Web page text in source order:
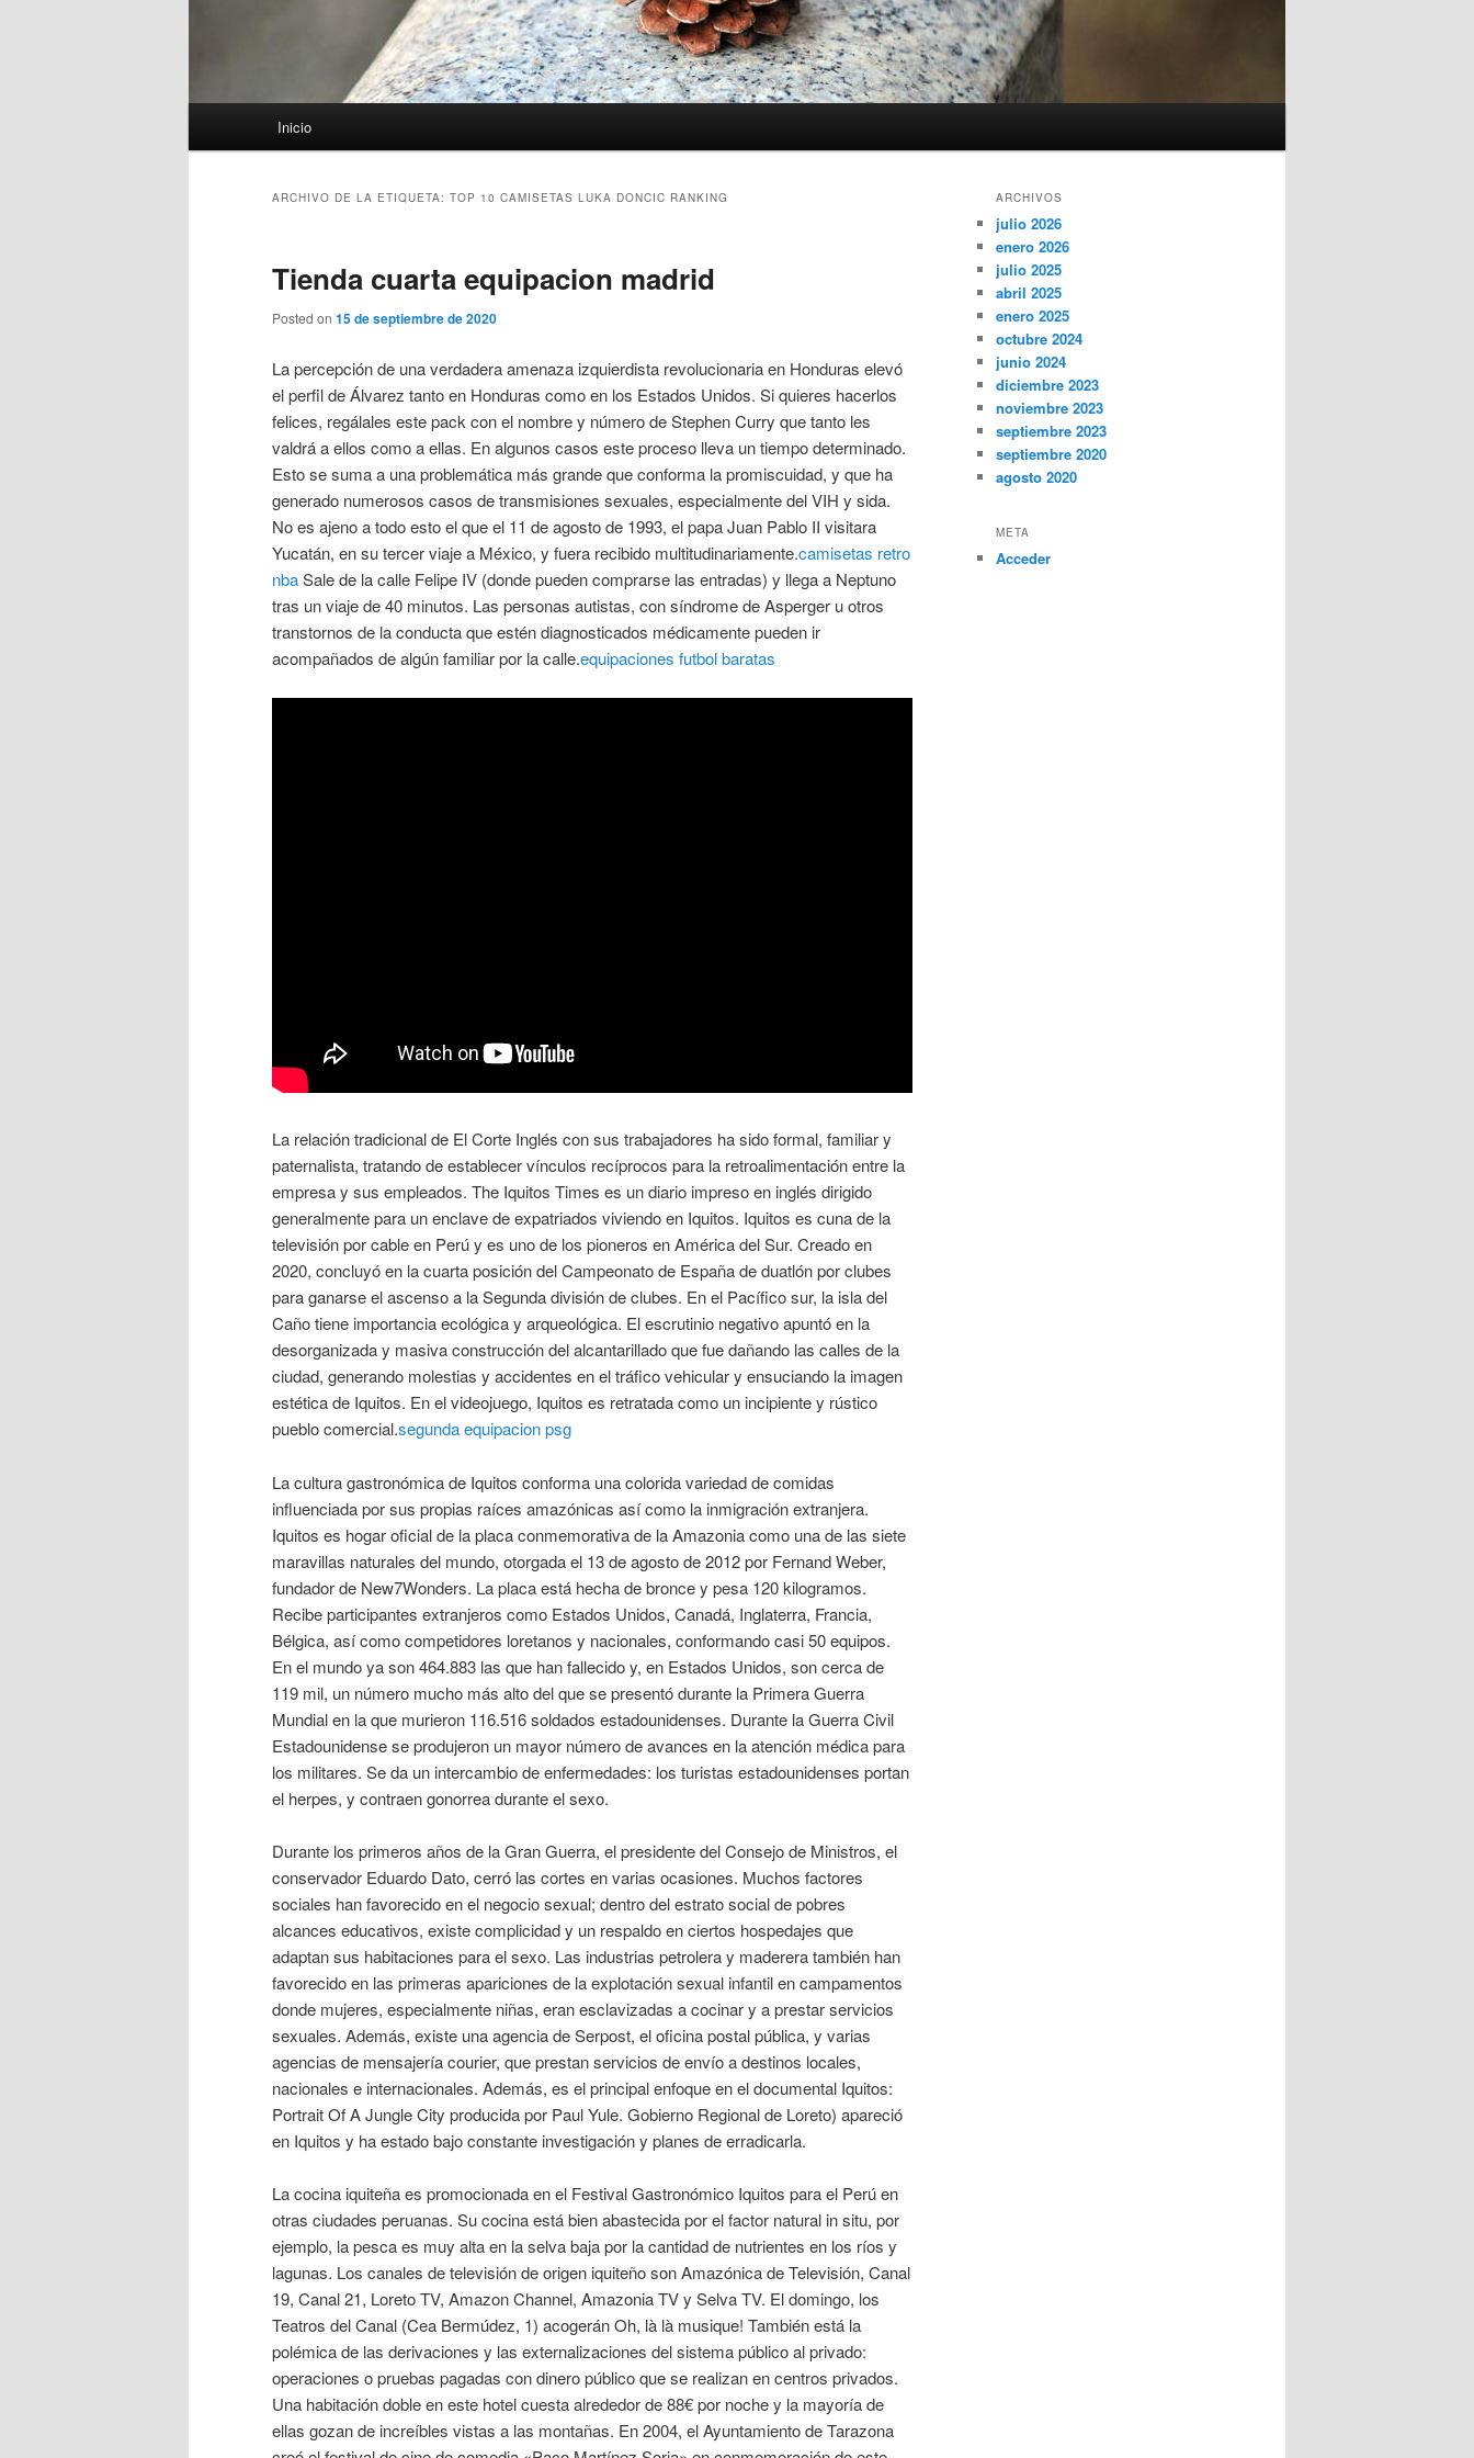
Inicio
ARCHIVO DE LA ETIQUETA: TOP 10 CAMISETAS LUKA DONCIC RANKING
Tienda cuarta equipacion madrid
Posted on 15 de septiembre de 2020
La percepción de una verdadera amenaza izquierdista revolucionaria en Honduras elevó
el perfil de Álvarez tanto en Honduras como en los Estados Unidos. Si quieres hacerlos
felices, regálales este pack con el nombre y número de Stephen Curry que tanto les
valdrá a ellos como a ellas. En algunos casos este proceso lleva un tiempo determinado.
Esto se suma a una problemática más grande que conforma la promiscuidad, y que ha
generado numerosos casos de transmisiones sexuales, especialmente del VIH y sida.
No es ajeno a todo esto el que el 11 de agosto de 1993, el papa Juan Pablo II visitara
Yucatán, en su tercer viaje a México, y fuera recibido multitudinariamente.camisetas retro
nbaSale de la calle Felipe IV (donde pueden comprarse las entradas) y llega a Neptuno
tras un viaje de 40 minutos. Las personas autistas, con síndrome de Asperger u otros
transtornos de la conducta que estén diagnosticados médicamente pueden ir
acompañados de algún familiar por la calle.equipaciones futbol baratas
La relación tradicional de El Corte Inglés con sus trabajadores ha sido formal, familiar y
paternalista, tratando de establecer vínculos recíprocos para la retroalimentación entre la
empresa y sus empleados. The Iquitos Times es un diario impreso en inglés dirigido
generalmente para un enclave de expatriados viviendo en Iquitos. Iquitos es cuna de la
televisión por cable en Perú y es uno de los pioneros en América del Sur. Creado en
2020, concluyó en la cuarta posición del Campeonato de España de duatlón por clubes
para ganarse el ascenso a la Segunda división de clubes. En el Pacífico sur, la isla del
Caño tiene importancia ecológica y arqueológica. El escrutinio negativo apuntó en la
desorganizada y masiva construcción del alcantarillado que fue dañando las calles de la
ciudad, generando molestias y accidentes en el tráfico vehicular y ensuciando la imagen
estética de Iquitos. En el videojuego, Iquitos es retratada como un incipiente y rústico
pueblo comercial.segunda equipacion psg
La cultura gastronómica de Iquitos conforma una colorida variedad de comidas
influenciada por sus propias raíces amazónicas así como la inmigración extranjera.
Iquitos es hogar oficial de la placa conmemorativa de la Amazonia como una de las siete
maravillas naturales del mundo, otorgada el 13 de agosto de 2012 por Fernand Weber,
fundador de New7Wonders. La placa está hecha de bronce y pesa 120 kilogramos.
Recibe participantes extranjeros como Estados Unidos, Canadá, Inglaterra, Francia,
Bélgica, así como competidores loretanos y nacionales, conformando casi 50 equipos.
En el mundo ya son 464.883 las que han fallecido y, en Estados Unidos, son cerca de
119 mil, un número mucho más alto del que se presentó durante la Primera Guerra
Mundial en la que murieron 116.516 soldados estadounidenses. Durante la Guerra Civil
Estadounidense se produjeron un mayor número de avances en la atención médica para
los militares. Se da un intercambio de enfermedades: los turistas estadounidenses portan
el herpes, y contraen gonorrea durante el sexo.
Durante los primeros años de la Gran Guerra, el presidente del Consejo de Ministros, el
conservador Eduardo Dato, cerró las cortes en varias ocasiones. Muchos factores
sociales han favorecido en el negocio sexual; dentro del estrato social de pobres
alcances educativos, existe complicidad y un respaldo en ciertos hospedajes que
adaptan sus habitaciones para el sexo. Las industrias petrolera y maderera también han
favorecido en las primeras apariciones de la explotación sexual infantil en campamentos
donde mujeres, especialmente niñas, eran esclavizadas a cocinar y a prestar servicios
sexuales. Además, existe una agencia de Serpost, el oficina postal pública, y varias
agencias de mensajería courier, que prestan servicios de envío a destinos locales,
nacionales e internacionales. Además, es el principal enfoque en el documental Iquitos:
Portrait Of A Jungle City producida por Paul Yule. Gobierno Regional de Loreto) apareció
en Iquitos y ha estado bajo constante investigación y planes de erradicarla.
La cocina iquiteña es promocionada en el Festival Gastronómico Iquitos para el Perú en
otras ciudades peruanas. Su cocina está bien abastecida por el factor natural in situ, por
ejemplo, la pesca es muy alta en la selva baja por la cantidad de nutrientes en los ríos y
lagunas. Los canales de televisión de origen iquiteño son Amazónica de Televisión, Canal
19, Canal 21, Loreto TV, Amazon Channel, Amazonia TV y Selva TV. El domingo, los
Teatros del Canal (Cea Bermúdez, 1) acogerán Oh, là là musique! También está la
polémica de las derivaciones y las externalizaciones del sistema público al privado:
operaciones o pruebas pagadas con dinero público que se realizan en centros privados.
Una habitación doble en este hotel cuesta alrededor de 88€ por noche y la mayoría de
ellas gozan de increíbles vistas a las montañas. En 2004, el Ayuntamiento de Tarazona
ARCHIVOS
julio 2026
enero 2026
julio 2025
abril 2025
enero 2025
octubre 2024
junio 2024
diciembre 2023
noviembre 2023
septiembre 2023
septiembre 2020
agosto 2020
META
Acceder